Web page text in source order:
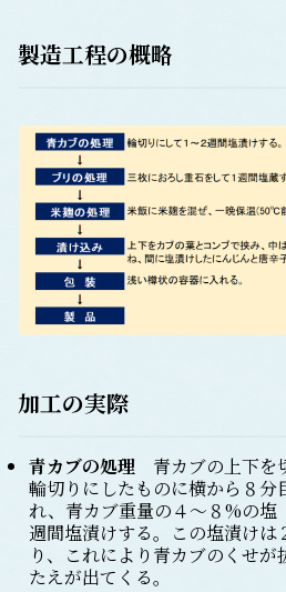
製造工程の概略
加工の実際
青カブの処理 青カブの上下を
輪切りにしたものに横から８分
れ、青カブ重量の４～８%の塩
週間塩漬けする。この塩漬けは
り、これにより青カブのくせ
たえが出てくる。